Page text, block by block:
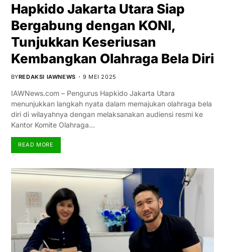
Hapkido Jakarta Utara Siap
Bergabung dengan KONI,
Tunjukkan Keseriusan
Kembangkan Olahraga Bela Diri
BYREDAKSI IAWNEWS 9 MEI 2025
IAWNews.com – Pengurus Hapkido Jakarta Utara
menunjukkan langkah nyata dalam memajukan olahraga bela
diri di wilayahnya dengan melaksanakan audiensi resmi ke
Kantor Komite Olahraga…
READ MORE